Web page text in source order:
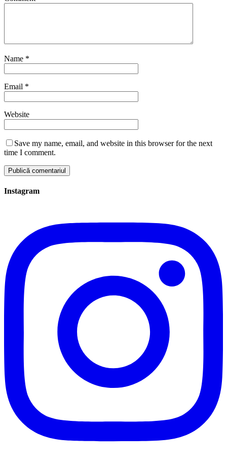
Name *
Email *
Website
Save my name, email, and website in this browser for the next
time I comment.
Instagram